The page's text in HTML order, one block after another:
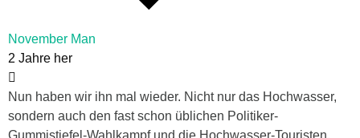
November Man
2 Jahre her
Nun haben wir ihn mal wieder. Nicht nur das Hochwasser,
sondern auch den fast schon üblichen Politiker-
Gummistiefel-Wahlkampf und die Hochwasser-Touristen.